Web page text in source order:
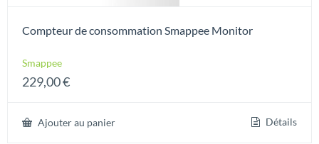
Compteur de consommation Smappee Monitor
Smappee
229,00€
Ajouter au panier Détails